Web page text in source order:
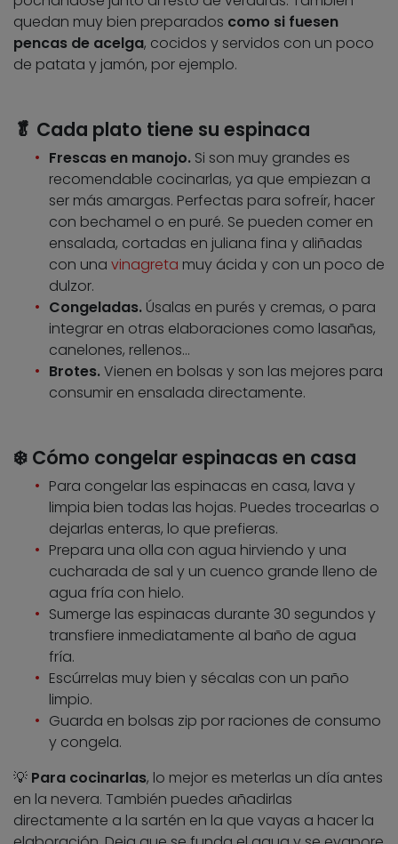
quedan muy bien preparados como si fuesen
pencas de acelga, cocidos y servidos con un poco
de patata y jamón, por ejemplo.
🥬 Cada plato tiene su espinaca
Frescas en manojo. Si son muy grandes es
recomendable cocinarlas, ya que empiezan a
ser más amargas. Perfectas para sofreír, hacer
con bechamel o en puré. Se pueden comer en
ensalada, cortadas en juliana fina y aliñadas
con una vinagreta muy ácida y con un poco de
dulzor.
Congeladas. Úsalas en purés y cremas, o para
integrar en otras elaboraciones como lasañas,
canelones, rellenos…
Brotes.Vienen en bolsas y son las mejores para
consumir en ensalada directamente.
❄️ Cómo congelar espinacas en casa
Para congelar las espinacas en casa, lava y
limpia bien todas las hojas. Puedes trocearlas o
dejarlas enteras, lo que prefieras.
Prepara una olla con agua hirviendo y una
cucharada de sal y un cuenco grande lleno de
agua fría con hielo.
Sumerge las espinacas durante 30 segundos y
transfiere inmediatamente al baño de agua
fría.
Escúrrelas muy bien y sécalas con un paño
limpio.
Guarda en bolsas zip por raciones de consumo
y congela.
💡 Para cocinarlas, lo mejor es meterlas un día antes
en la nevera. También puedes añadirlas
directamente a la sartén en la que vayas a hacer la